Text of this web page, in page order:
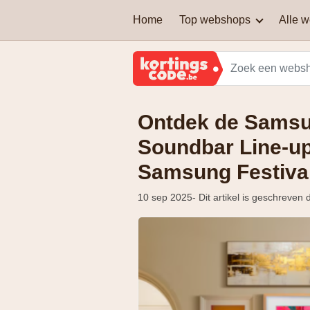
Home Top webshops
AEG
Martin's Hotels
Alle
Welke soort kortingscodes
zijn er?
Kan je een kortingscode
combineren om nog extra
korting te krijgen?
Ontdek de
Soundbar Line-
Samsung
10 sep 2025- Dit artikel is geschreven